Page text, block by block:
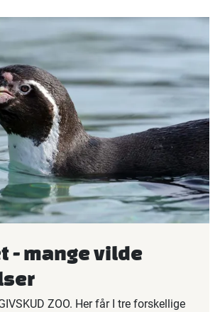
- mange vilde
ZOO. Her får I tre forskellige